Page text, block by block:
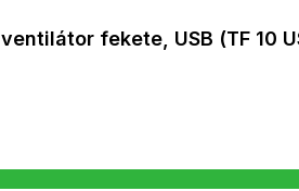
fekete, USB (TF 10